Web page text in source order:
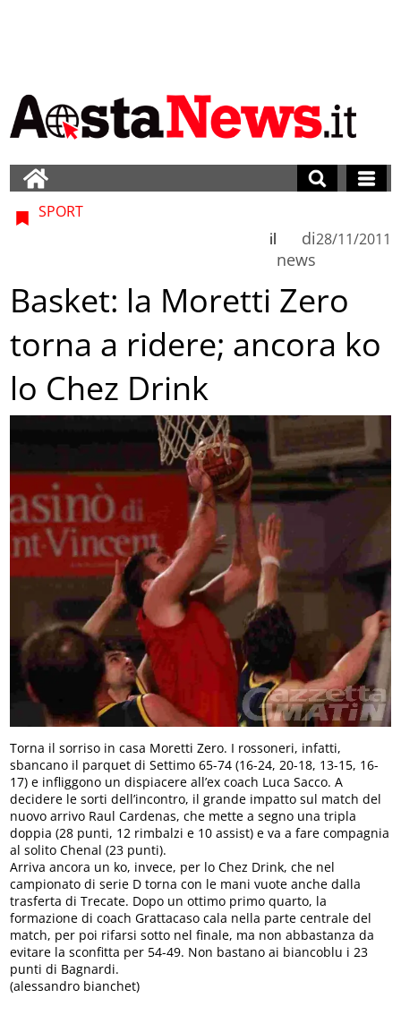
SPORT
di
news
il 28/11/2011
Basket: la Moretti Zero
torna a ridere; ancora ko
lo Chez Drink
Torna il sorriso in casa Moretti Zero. I rossoneri, infatti,
sbancano il parquet di Settimo 65-74 (16-24, 20-18, 13-15, 16-
17) e infliggono un dispiacere all’ex coach Luca Sacco. A
decidere le sorti dell’incontro, il grande impatto sul match del
nuovo arrivo Raul Cardenas, che mette a segno una tripla
doppia (28 punti, 12 rimbalzi e 10 assist) e va a fare compagnia
al solito Chenal (23 punti).
Arriva ancora un ko, invece, per lo Chez Drink, che nel
campionato di serie D torna con le mani vuote anche dalla
trasferta di Trecate. Dopo un ottimo primo quarto, la
formazione di coach Grattacaso cala nella parte centrale del
match, per poi rifarsi sotto nel finale, ma non abbastanza da
evitare la sconfitta per 54-49. Non bastano ai biancoblu i 23
punti di Bagnardi.
(alessandro bianchet)